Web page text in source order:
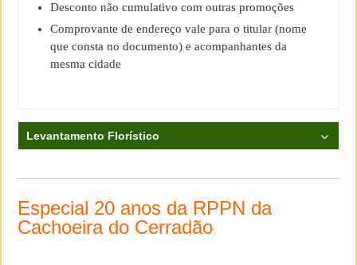
Desconto não cumulativo com outras promoções
Comprovante de endereço vale para o titular (nome
que consta no documento) e acompanhantes da
mesma cidade
Levantamento Florístico
Especial 20 anos da RPPN da
Cachoeira do Cerradão